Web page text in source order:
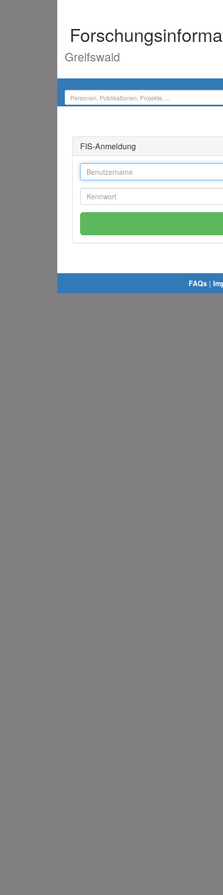
Greifswald
FIS-Anmeldung
FAQs |